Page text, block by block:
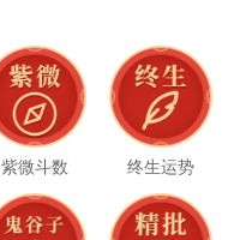
紫微斗数 终生运势